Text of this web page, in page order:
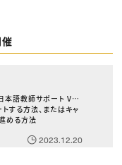
本語教師サポート Vol.
する方法、またはキャ
める方法
2023.12.20